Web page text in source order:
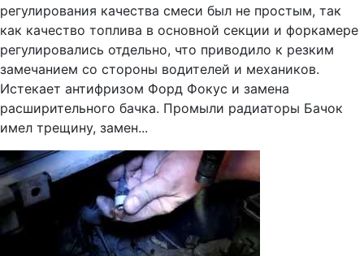
регулирования качества смеси был не простым, так
как качество топлива в основной секции и форкамере
регулировались отдельно, что приводило к резким
замечанием со стороны водителей и механиков.
Истекает антифризом Форд Фокус и замена
расширительного бачка. Промыли радиаторы Бачок
имел трещину, замен...